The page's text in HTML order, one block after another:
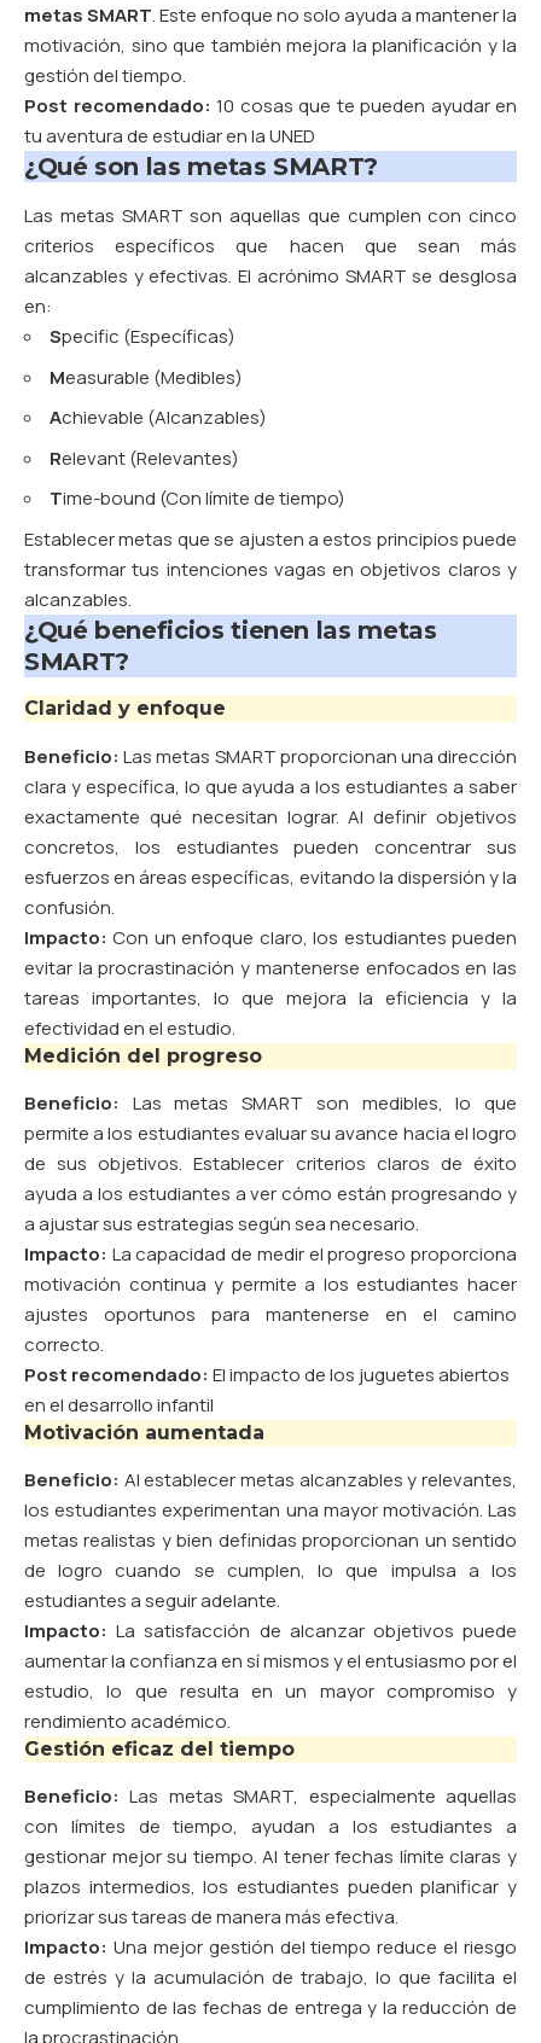
metas SMART. Este enfoque no solo ayuda a mantener la
motivación, sino que también mejora la planificación y la
gestión del tiempo.
Post recomendado: 10 cosas que te pueden ayudar en
tu aventura de estudiar en la UNED
¿Qué son las metas SMART?
Las metas SMART son aquellas que cumplen con cinco
criterios específicos que hacen que sean más
alcanzables y efectivas. El acrónimo SMART se desglosa
en:
Specific (Específicas)
Measurable (Medibles)
Achievable (Alcanzables)
Relevant (Relevantes)
Time-bound (Con límite de tiempo)
Establecer metas que se ajusten a estos principios puede
transformar tus intenciones vagas en objetivos claros y
alcanzables.
¿Qué beneficios tienen las metas
SMART?
Claridad y enfoque
Beneficio: Las metas SMART proporcionan una dirección
clara y específica, lo que ayuda a los estudiantes a saber
exactamente qué necesitan lograr. Al definir objetivos
concretos, los estudiantes pueden concentrar sus
esfuerzos en áreas específicas, evitando la dispersión y la
confusión.
Impacto: Con un enfoque claro, los estudiantes pueden
evitar la procrastinación y mantenerse enfocados en las
tareas importantes, lo que mejora la eficiencia y la
efectividad en el estudio.
Medición del progreso
Beneficio: Las metas SMART son medibles, lo que
permite a los estudiantes evaluar su avance hacia el logro
de sus objetivos. Establecer criterios claros de éxito
ayuda a los estudiantes a ver cómo están progresando y
a ajustar sus estrategias según sea necesario.
Impacto: La capacidad de medir el progreso proporciona
motivación continua y permite a los estudiantes hacer
ajustes oportunos para mantenerse en el camino
correcto.
Post recomendado: El impacto de los juguetes abiertos
en el desarrollo infantil
Motivación aumentada
Beneficio: Al establecer metas alcanzables y relevantes,
los estudiantes experimentan una mayor motivación. Las
metas realistas y bien definidas proporcionan un sentido
de logro cuando se cumplen, lo que impulsa a los
estudiantes a seguir adelante.
Impacto: La satisfacción de alcanzar objetivos puede
aumentar la confianza en sí mismos y el entusiasmo por el
estudio, lo que resulta en un mayor compromiso y
rendimiento académico.
Gestión eficaz del tiempo
Beneficio: Las metas SMART, especialmente aquellas
con límites de tiempo, ayudan a los estudiantes a
gestionar mejor su tiempo. Al tener fechas límite claras y
plazos intermedios, los estudiantes pueden planificar y
priorizar sus tareas de manera más efectiva.
Impacto: Una mejor gestión del tiempo reduce el riesgo
de estrés y la acumulación de trabajo, lo que facilita el
cumplimiento de las fechas de entrega y la reducción de